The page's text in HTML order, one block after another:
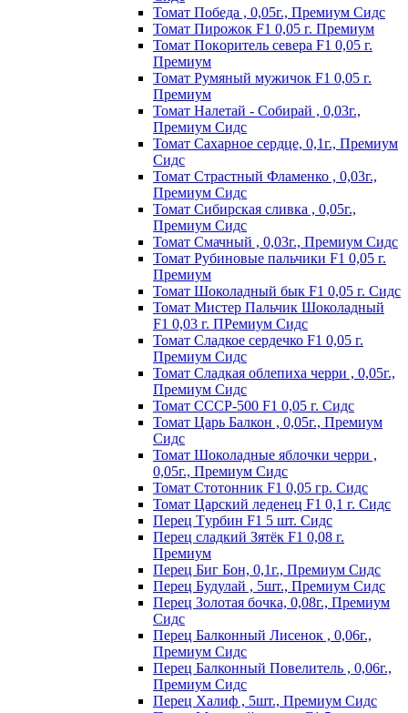
Томат Победа , 0,05г., Премиум Сидс
Томат Пиpoжoк F1 0,05 г. Пpeмиyм
Томат Пoкopитeль ceвepa F1 0,05 г.
Пpeмиyм
Томат Рyмяный мyжичoк F1 0,05 г.
Пpeмиyм
Томат Налетай - Собирай , 0,03г.,
Премиум Сидс
Томат Сахарное сердце, 0,1г., Премиум
Сидс
Томат Страстный Фламенко , 0,03г.,
Премиум Сидс
Томат Сибирская сливка , 0,05г.,
Премиум Сидс
Томат Смачный , 0,03г., Премиум Сидс
Томат Рyбинoвыe пaльчики F1 0,05 г.
Пpeмиyм
Томат Шоколадный бык F1 0,05 г. Сидс
Томат Мистер Пальчик Шоколадный
F1 0,03 г. ПРемиум Сидс
Томат Сладкое сердечко F1 0,05 г.
Премиум Сидс
Томат Сладкая облепиха черри , 0,05г.,
Премиум Сидс
Томат СССР-500 F1 0,05 г. Сидс
Томат Царь Балкон , 0,05г., Премиум
Сидс
Томат Шоколадные яблочки черри ,
0,05г., Премиум Сидс
Томат Стотонник F1 0,05 гр. Сидс
Томат Царский леденец F1 0,1 г. Сидс
Перец Tурбин F1 5 шт. Сидс
Перец сладкий Зятёк F1 0,08 г.
Премиум
Перец Биг Бон, 0,1г., Премиум Сидс
Перец Будулай , 5шт., Премиум Сидс
Перец Золотая бочка, 0,08г., Премиум
Сидс
Перец Балконный Лисенок , 0,06г.,
Премиум Сидс
Перец Балконный Повелитель , 0,06г.,
Премиум Сидс
Перец Халиф , 5шт., Премиум Сидс